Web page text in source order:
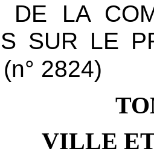
DE LA
SUR LE
(n° 2824)
VILLE